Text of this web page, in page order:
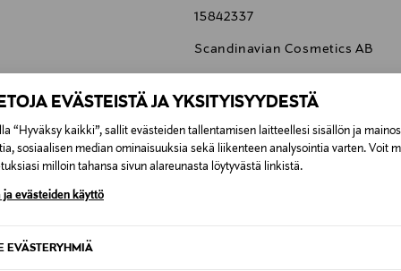
EVÄSTEISTÄ JA YKSITYISYYDESTÄ
“Hyväksy kaikki”, sallit evästeiden tallentamisen laitteellesi sisällön ja
sosiaalisen median ominaisuuksia sekä liikenteen analysointia varten. Voit
milloin tahansa sivun alareunasta löytyvästä linkistä.
ja evästeiden käyttö
EVÄSTERYHMIÄ
15842337
Scandinavian Cosmetics AB
Scandinavian Cosmetics,
Sweden
sensai, ripsiväri, pidentävä